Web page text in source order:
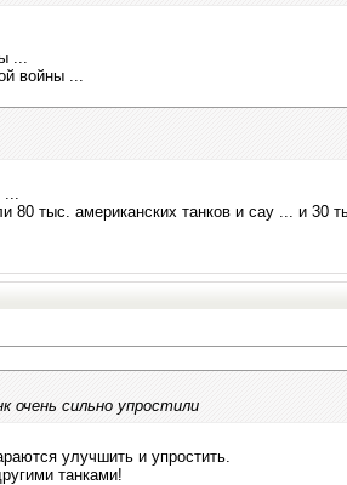
...
войны ...
...
тыс. американских танков и сау ... и 30
очень сильно упростили
улучшить и упростить.
танками!